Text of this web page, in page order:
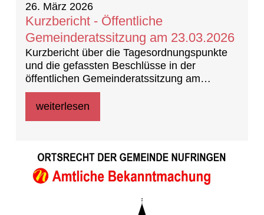
26. März 2026
Kurzbericht - Öffentliche
Gemeinderatssitzung am 23.03.2026
Kurzbericht über die Tagesordnungspunkte
und die gefassten Beschlüsse in der
öffentlichen Gemeinderatssitzung am
23.03.2026
weiterlesen